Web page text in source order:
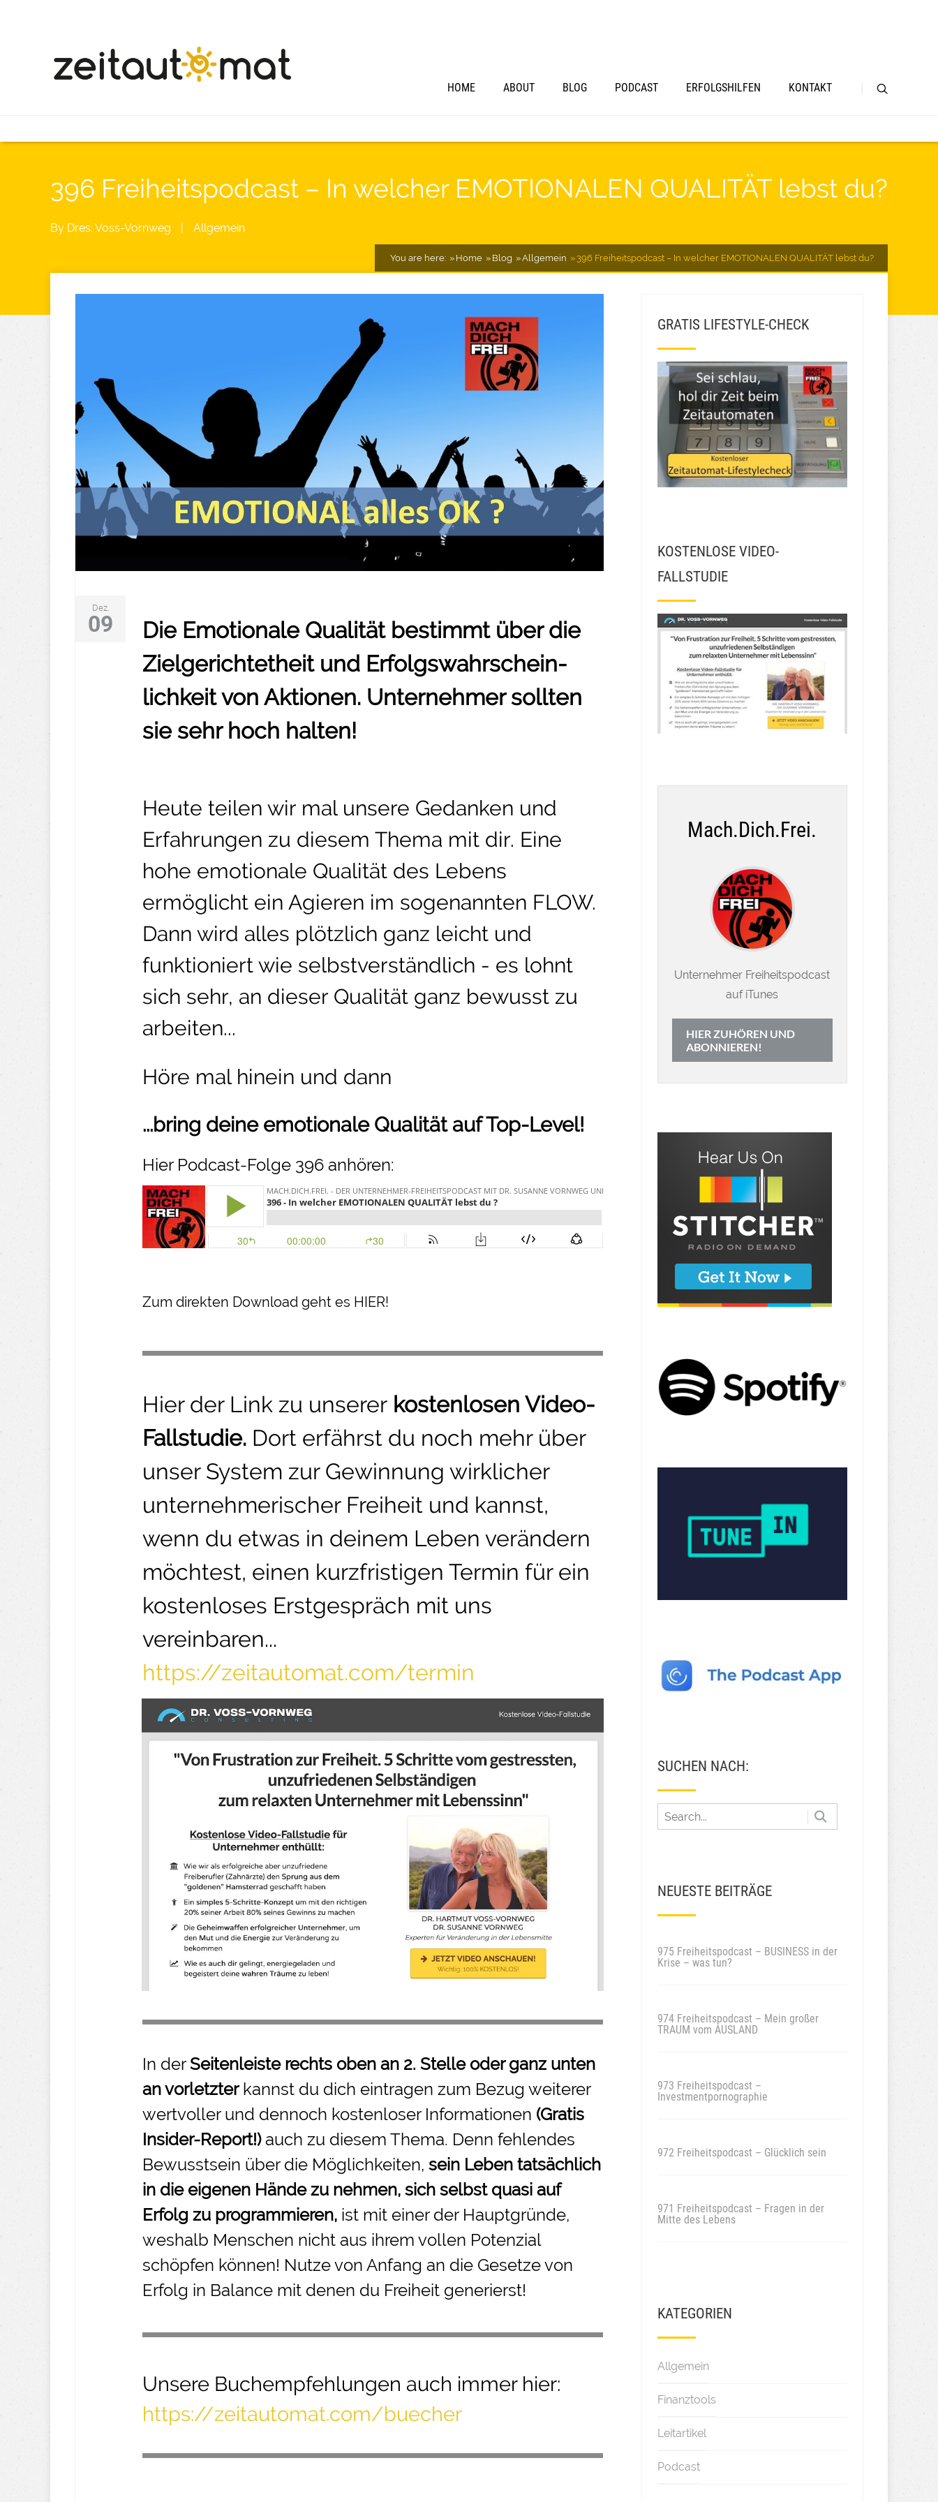
HOME ABOUT BLOG PODCAST ERFOLGSHILFEN KONTAKT
396 Freiheitspodcast – In welcher EMOTIONALEN QUALITÄT lebst du?
By Dres. Voss-Vornweg Allgemein
You are here: Home Blog Allgemein 396 Freiheitspodcast – In welcher EMOTIONALEN QUALITÄT lebst du?
Dez.
09
Die Emotionale Qualität bestimmt über die
Zielgerichtetheit und Erfolgswahrschein-
lichkeit von Aktionen. Unternehmer sollten
sie sehr hoch halten!
Heute teilen wir mal unsere Gedanken und
Erfahrungen zu diesem Thema mit dir. Eine
hohe emotionale Qualität des Lebens
ermöglicht ein Agieren im sogenannten FLOW.
Dann wird alles plötzlich ganz leicht und
funktioniert wie selbstverständlich - es lohnt
sich sehr, an dieser Qualität ganz bewusst zu
arbeiten...
Höre mal hinein und dann
...bring deine emotionale Qualität auf Top-Level!
Hier Podcast-Folge 396 anhören:
Z um direkte n Download geh t es HIER!
Hier der Link zu unserer kostenlosen Video-
Fallstudie. Dort erfährst du noch mehr über
unser System zur Gewinnung wirklicher
unternehmerischer Freiheit und kannst,
wenn du etwas in deinem Leben verändern
möchtest, einen kurzfristigen Termin für ein
kostenloses Erstgespräch mit uns
vereinbaren...
https://zeitautomat.com/termin
In derSeitenleiste rechts oben an 2. Stelle oder ganz unten
an vorletzter kannst du dich eintragen zum Bezug weiterer
wertvoller und dennoch kostenloser Informationen (Gratis
Insider-Report!)auch zu diesem Thema. Denn fehlendes
Bewusstsein über die Möglichkeiten, sein Leben tatsächlich
in die eigenen Hände zu nehmen, sich selbst quasi auf
Erfolg zu programmieren, ist mit einer der Hauptgründe,
weshalb Menschen nicht aus ihrem vollen Potenzial
schöpfen können! Nutze von Anfang an die Gesetze von
Erfolg in Balance mit denen du Freiheit generierst!
Unsere Buchempfehlungen auch immer hier:
https://zeitautomat.com/buecher
GRATIS LIFESTYLE-CHECK
KOSTENLOSE VIDEO-
FALLSTUDIE
Mach.Dich.Frei.
Unternehmer Freiheitspodcast
auf iTunes
HIER ZUHÖREN UND
ABONNIEREN!
SUCHEN NACH:
NEUESTE BEITRÄGE
975 Freiheitspodcast – BUSINESS in der
Krise – was tun?
974 Freiheitspodcast – Mein großer
TRAUM vom AUSLAND
973 Freiheitspodcast –
Investmentpornographie
972 Freiheitspodcast – Glücklich sein
971 Freiheitspodcast – Fragen in der
Mitte des Lebens
KATEGORIEN
Allgemein
Finanztools
Leitartikel
Podcast